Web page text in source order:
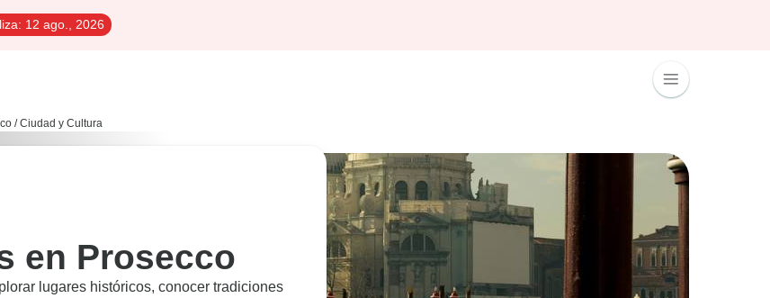
12 ago., 2026
/ Ciudad y Cultura
en Prosecco
lugares históricos, conocer tradiciones